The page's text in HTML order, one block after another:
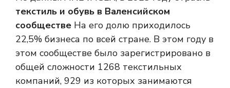
текстиль и обувь в Валенсийском
сообществе На его долю приходилось
22,5% бизнеса по всей стране. В этом году в
этом сообществе было зарегистрировано в
общей сложности 1268 текстильных
компаний, 929 из которых занимаются